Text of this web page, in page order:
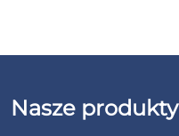
Nasze produkty